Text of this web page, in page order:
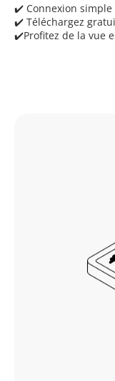
✔️ Connexion simple
✔️ Téléchargez
✔️Profitez de la vue